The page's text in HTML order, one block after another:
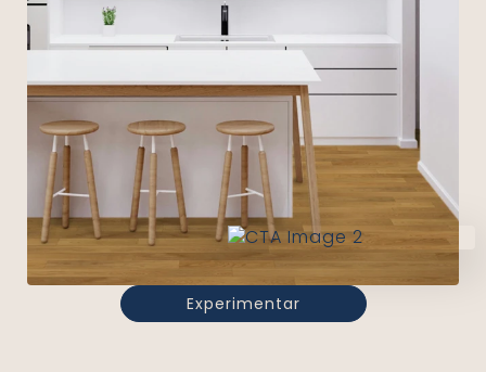
Experimentar